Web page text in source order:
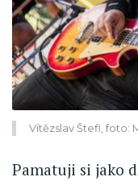
Vítězslav Štefl, foto:
Pamatuji si jako